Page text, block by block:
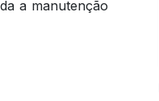
a manutenção